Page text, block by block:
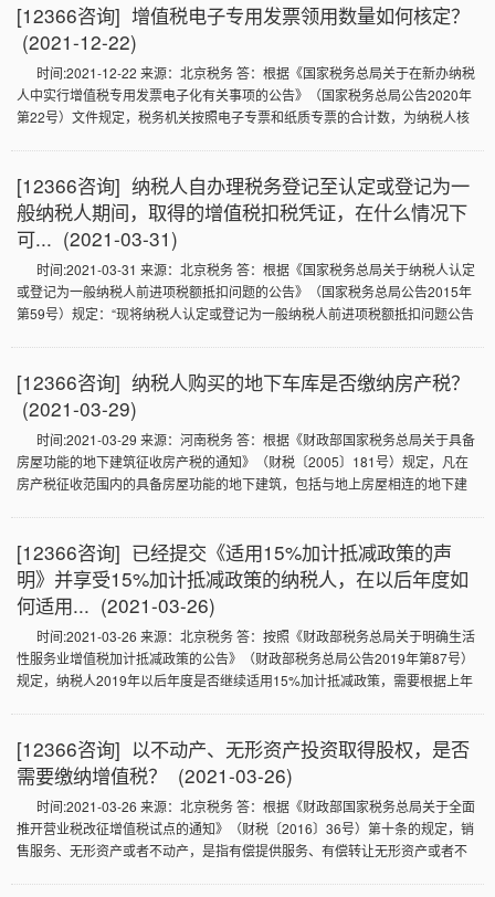
增值税零税率。” 二、根据《财政部国家税务总局关于全面推开营业税改征增值
税试点的通知》（财税〔2016〕36号）规定：“……本通知附件规定的内容，除
另有规定执行时间外，自2016年5月1日起执行。”
[12366咨询] 增值税电子专用发票领用数量如何核定？
(2021-12-22)
时间:2021-12-22 来源：北京税务 答：根据《国家税务总局关于在新办纳税
人中实行增值税专用发票电子化有关事项的公告》（国家税务总局公告2020年
第22号）文件规定，税务机关按照电子专票和纸质专票的合计数，为纳税人核
[12366咨询] 纳税人自办理税务登记至认定或登记为一
般纳税人期间，取得的增值税扣税凭证，在什么情况下
可... (2021-03-31)
时间:2021-03-31 来源：北京税务 答：根据《国家税务总局关于纳税人认定
或登记为一般纳税人前进项税额抵扣问题的公告》（国家税务总局公告2015年
第59号）规定：“现将纳税人认定或登记为一般纳税人前进项税额抵扣问题公告
在此期间取得的增值税扣税凭证，可以在认定或登记为一般纳税人后抵扣进项
税额。 三、本公告自发布之日起施行。此前未处理的事项，按照本公告规定执
行。……”
[12366咨询] 纳税人购买的地下车库是否缴纳房产税？
(2021-03-29)
时间:2021-03-29 来源：河南税务 答：根据《财政部国家税务总局关于具备
房屋功能的地下建筑征收房产税的通知》（财税〔2005〕181号）规定，凡在
房产税征收范围内的具备房屋功能的地下建筑，包括与地上房屋相连的地下建
雨，可供人们在其中生产、经营、工作、学习、娱乐、居住或储藏物资的场
所。 对于与地上房屋相连的地下建筑，如房屋的地下室、地下停车场、商场的
地下部分等，应将地下部分与地上房屋视为一个整体，按照地上房屋建筑的有
关规定计算征收房产税。
[12366咨询] 已经提交《适用15%加计抵减政策的声
明》并享受15%加计抵减政策的纳税人，在以后年度如
何适用... (2021-03-26)
时间:2021-03-26 来源：北京税务 答：按照《财政部税务总局关于明确生活
性服务业增值税加计抵减政策的公告》（财政部税务总局公告2019年第87号）
规定，纳税人2019年以后年度是否继续适用15%加计抵减政策，需要根据上年
年、2020年销售额确定。如果仍然符合适用15%加计抵减政策条件的，需在当
年首次适用政策时，再次提交《适用15%加计抵减政策的声明》；如果不再符
合15%加计抵减政策条件但符合10%加计抵减政策条件，需在当年首次适用政
策时，再次提交《适用加计抵减政策的声明》，并可适用10%加计抵减政策。
[12366咨询] 以不动产、无形资产投资取得股权，是否
需要缴纳增值税？ (2021-03-26)
时间:2021-03-26 来源：北京税务 答：根据《财政部国家税务总局关于全面
推开营业税改征增值税试点的通知》（财税〔2016〕36号）第十条的规定，销
售服务、无形资产或者不动产，是指有偿提供服务、有偿转让无形资产或者不